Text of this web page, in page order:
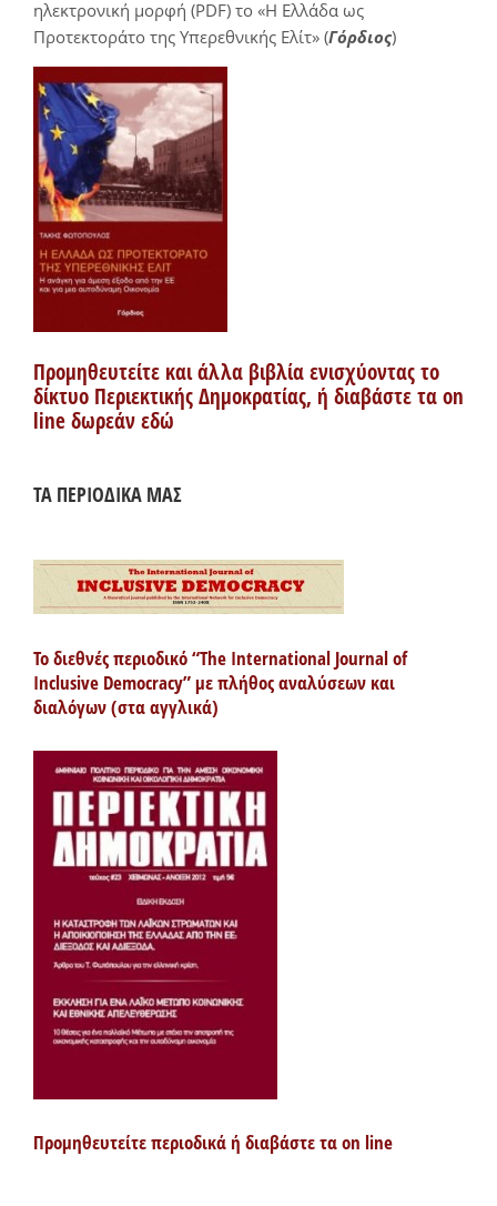
ηλεκτρονική μορφή (PDF) το «Η Ελλάδα ως
Προτεκτοράτο της Υπερεθνικής Ελίτ» (Γόρδιος)
Προμηθευτείτε και άλλα βιβλία ενισχύοντας το
δίκτυο Περιεκτικής Δημοκρατίας, ή διαβάστε τα on
line δωρεάν εδώ
ΤΑ ΠΕΡΙΟΔΙΚΑ ΜΑΣ
Το διεθνές περιοδικό “The International Journal of
Inclusive Democracy” με πλήθος αναλύσεων και
διαλόγων (στα αγγλικά)
Προμηθευτείτε περιοδικά ή διαβάστε τα on line